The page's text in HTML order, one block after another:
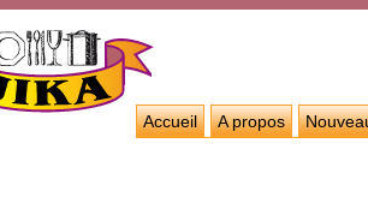
Accueil A propos